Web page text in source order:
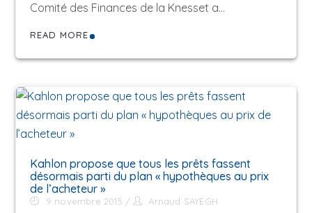
Comité des Finances de la Knesset a…
READ MORE
Kahlon propose que tous les prêts fassent
désormais parti du plan « hypothèques au prix
de l’acheteur »
9 novembre 2015 Arnaud SAYEGH